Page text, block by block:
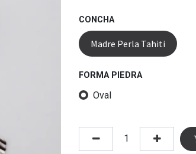
CONCHA
Madre Perla Tahiti
FORMA PIEDRA
Oval